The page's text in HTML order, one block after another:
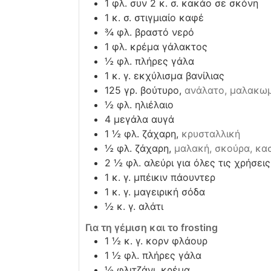
1 φλ. συν 2 κ. σ. κακάο σε σκόνη
1 κ. σ. στιγμιαίο καφέ
¾ φλ. βραστό νερό
1 φλ. κρέμα γάλακτος
½ φλ. πλήρες γάλα
1 κ. γ. εκχύλισμα βανίλιας
125 γρ. βούτυρο, ανάλατο,
½ φλ. ηλιέλαιο
4 μεγάλα αυγά
1 ½ φλ. ζάχαρη, κρυσταλλική
½ φλ. ζάχαρη, μαλακή, σκούρα,
2 ½ φλ. αλεύρι για όλες τις χρήσεις
1 κ. γ. μπέικιν πάουντερ
1 κ. γ. μαγειρική σόδα
½ κ. γ. αλάτι
Για τη γέμιση και το frosting
1 ½ κ. γ. κορν φλάουρ
1 ½ φλ. πλήρες γάλα